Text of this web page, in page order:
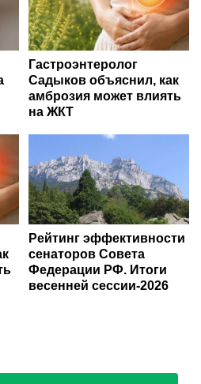
Гастроэнтеролог
Садыков объяснил, как
амброзия может влиять
на ЖКТ
Рейтинг эффективности
сенаторов Совета
Федерации РФ. Итоги
весенней сессии-2026